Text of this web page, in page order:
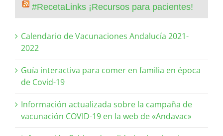
#RecetaLinks ¡Recursos para pacientes!
Calendario de Vacunaciones Andalucía 2021-
2022
Guía interactiva para comer en familia en época
de Covid-19
Información actualizada sobre la campaña de
vacunación COVID-19 en la web de «Andavac»